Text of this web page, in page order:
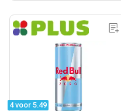
4 voor 5.49